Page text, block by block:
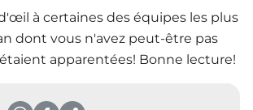
à certaines des équipes les plus
dont vous n'avez peut-être pas
apparentées! Bonne lecture!